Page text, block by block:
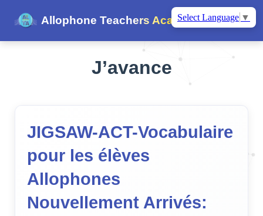
Select Language ▼
Allophone Teachers Academy
J’avance
JIGSAW-ACT-Vocabulaire
pour les élèves
Allophones
Nouvellement Arrivés: